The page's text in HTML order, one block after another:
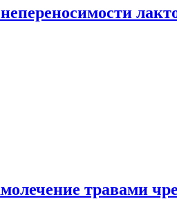
травами